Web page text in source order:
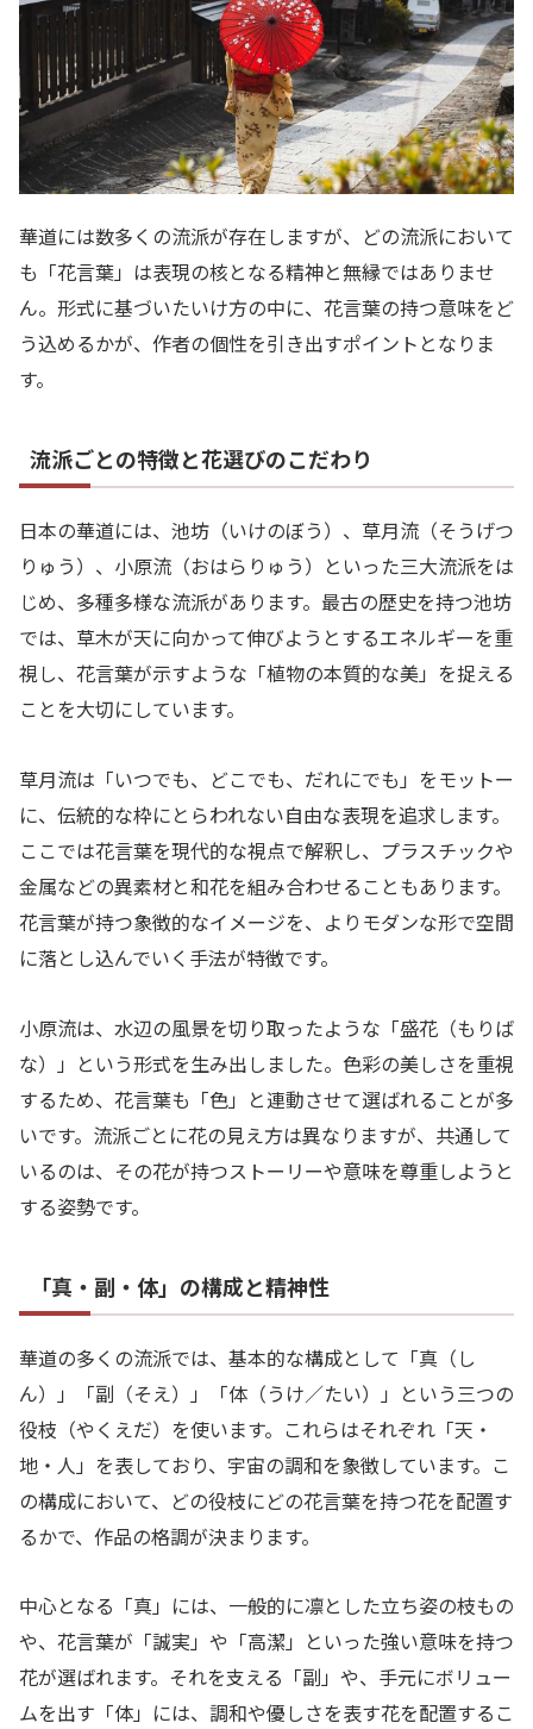
華道には数多くの流派が存在しますが、どの流派において
も「花言葉」は表現の核となる精神と無縁ではありませ
ん。形式に基づいたいけ方の中に、花言葉の持つ意味をど
う込めるかが、作者の個性を引き出すポイントとなりま
す。
流派ごとの特徴と花選びのこだわり
日本の華道には、池坊（いけのぼう）、草月流（そうげつ
りゅう）、小原流（おはらりゅう）といった三大流派をは
じめ、多種多様な流派があります。最古の歴史を持つ池坊
では、草木が天に向かって伸びようとするエネルギーを重
視し、花言葉が示すような「植物の本質的な美」を捉える
ことを大切にしています。
草月流は「いつでも、どこでも、だれにでも」をモットー
に、伝統的な枠にとらわれない自由な表現を追求します。
ここでは花言葉を現代的な視点で解釈し、プラスチックや
金属などの異素材と和花を組み合わせることもあります。
花言葉が持つ象徴的なイメージを、よりモダンな形で空間
に落とし込んでいく手法が特徴です。
小原流は、水辺の風景を切り取ったような「盛花（もりば
な）」という形式を生み出しました。色彩の美しさを重視
するため、花言葉も「色」と連動させて選ばれることが多
いです。流派ごとに花の見え方は異なりますが、共通して
いるのは、その花が持つストーリーや意味を尊重しようと
する姿勢です。
「真・副・体」の構成と精神性
華道の多くの流派では、基本的な構成として「真（し
ん）」「副（そえ）」「体（うけ／たい）」という三つの
役枝（やくえだ）を使います。これらはそれぞれ「天・
地・人」を表しており、宇宙の調和を象徴しています。こ
の構成において、どの役枝にどの花言葉を持つ花を配置す
るかで、作品の格調が決まります。
中心となる「真」には、一般的に凛とした立ち姿の枝もの
や、花言葉が「誠実」や「高潔」といった強い意味を持つ
花が選ばれます。それを支える「副」や、手元にボリュー
ムを出す「体」には、調和や優しさを表す花を配置するこ